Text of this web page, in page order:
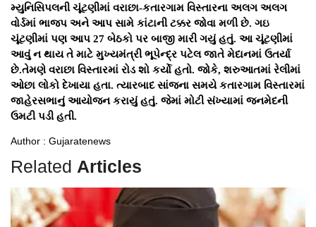
મ્યુનિસિપલની ચૂંટણીમાં વરાછા-કતારગામ વિસ્તારના અલગ અલગ
વોર્ડમાં ભાજપ અને આપ સામે કાંટાની ટક્કર જોવા મળી છે. ગઇ
ચૂંટણીમાં પણ આપ 27 બેઠકો પર બાજી મારી ગયું હતું. આ ચૂંટણીમાં
આવું ન થાય તે માટે મુખ્યમંત્રી ભૂપેન્દ્ર પટેલ જાતે મેદાનમાં ઉતર્યા
છે.તેમણે વરાછા વિસ્તારમાં રોડ શો કર્યો હતો. જોકે, શરુઆતમાં રેલીમાં
ઓછા લોકો દેખાયા હતા. ત્યારબાદ સાંજના સમયે કતારગામ વિસ્તારમાં
જાહેરસભાનું આયોજન કરાયું હતું. જેમાં મોટી સંખ્યામાં જનમેદની
ઉમટી પડી હતી.
Author : Gujaratenews
Related Articles